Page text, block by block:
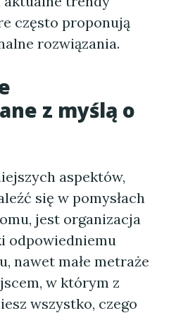
często proponują
rozwiązania.
z myślą o
aspektów,
się w pomysłach
jest organizacja
odpowiedniemu
nawet małe metraże
w którym z
wszystko, czego